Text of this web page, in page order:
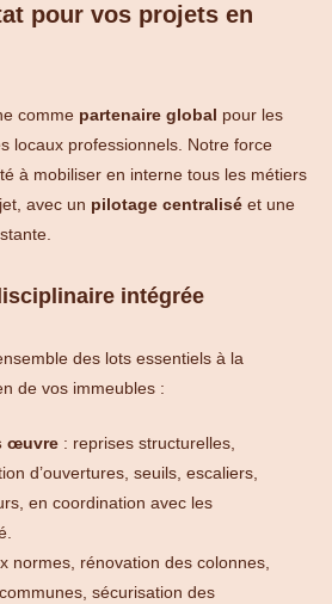
pour vos projets en
comme partenaire global pour les
locaux professionnels. Notre force
à mobiliser en interne tous les métiers
avec un pilotage centralisé et une
intégrée
des lots essentiels à la
de vos immeubles :
œuvre : reprises structurelles,
d’ouvertures, seuils, escaliers,
en coordination avec les
normes, rénovation des colonnes,
sécurisation des